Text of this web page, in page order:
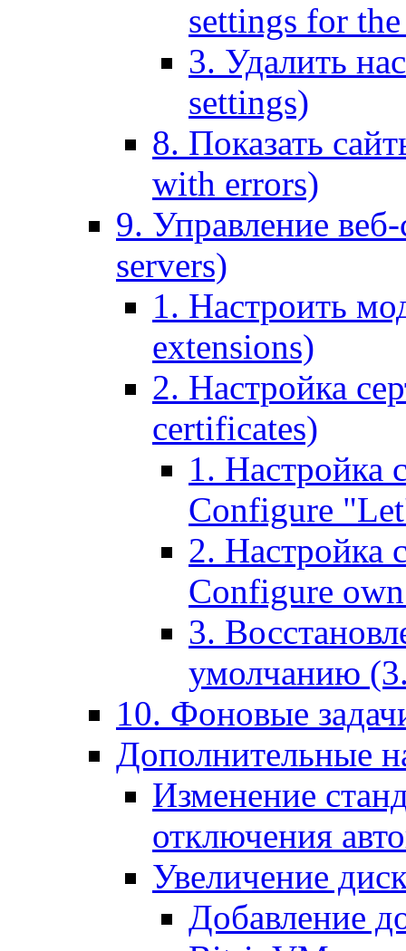
settings for
3. Удалить
settings)
8. Показать
with errors)
9. Управление
servers)
1. Настроить
extensions)
2. Настройка
certificates)
1. Настройка
Configure
2. Настройка
Configure
3.
умолчанию
10. Фоновые
Дополнительные
Изменение
отключения
Увеличение
Добавление